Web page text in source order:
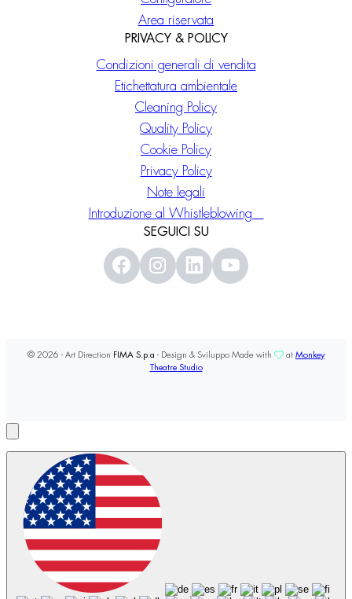
Area riservata
PRIVACY & POLICY
Condizioni generali di vendita
Etichettatura ambientale
Cleaning Policy
Quality Policy
Cookie Policy
Privacy Policy
Note legali
Introduzione al Whistleblowing
SEGUICI SU
© 2026 - Art Direction FIMA S.p.a - Design & Sviluppo Made with at Monkey
Theatre Studio